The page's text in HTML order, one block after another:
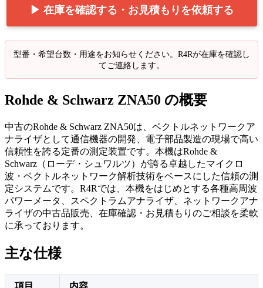
▶ 在庫を確認する・お見積もりを依頼する
型番・希望台数・用途をお知らせください。R4Rが在庫を確認し
てご連絡します。
Rohde & Schwarz ZNA50 の概要
中古のRohde & Schwarz ZNA50は、ベクトルネットワークア
ナライザとして通信機器の開発、電子部品製造の現場で高い
信頼性を誇る定番の測定装置です。本機はRohde &
Schwarz（ローデ・シュワルツ）が誇る卓越したマイクロ
波・ベクトルネットワーク解析技術をベースにした信頼の測
定システムです。R4Rでは、本機をはじめとする各種高周波
パワーメータ、スペクトラムアナライザ、ネットワークアナ
ライザの中古品販売、在庫確認・お見積もりのご相談を柔軟
に承っております。
主な仕様
項目 内容